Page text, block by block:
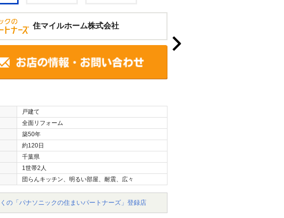
住マイルホーム株式会社
戸建て
全面リフォーム
築50年
約120日
千葉県
1世帯2人
団らんキッチン、明るい部屋、耐震、広々
の「パナソニックの住まいパートナーズ」登録店